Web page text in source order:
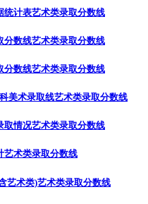
统计表艺术类录取分数线
分数线艺术类录取分数线
分数线艺术类录取分数线
美术录取线艺术类录取分数线
取情况艺术类录取分数线
艺术类录取分数线
艺术类)艺术类录取分数线